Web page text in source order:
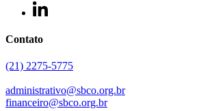
Contato
(21) 2275-5775
administrativo@sbco.org.br
financeiro@sbco.org.br